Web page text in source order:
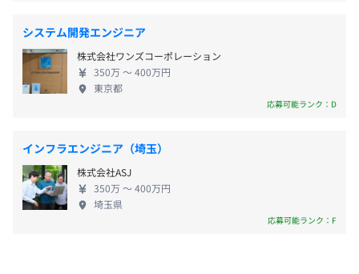
年2回あり（支給月：7月、1月）
※業績連動型
年1回（期首7月）
社会保険完備（健康保険・厚生年金加入・雇用保険・労災
イル： 「必要な時に出社する」をベースにその日の
業務に合わせて、出社／在宅を選択して勤務します。
オフィスもオープンスペースとし、出社した際は、
業務や好みに応じて最適な場所を選んで一日を過ご
円 ◎残業代15時間分含む（別途15時間超の残業手当
も支給） ◎通勤手当あり（1日2,500円以内） ◎賞与
年2回 ◎入社6年目から全員年俸制へ移行 ◎在宅勤務
備品購入補助金50,000円以内（入社後3ヶ月以内購入
システム開発エンジニア
株式会社ワンズコーポレーション
350万 〜 400万円
東京都
応募可能ランク：D
インフラエンジニア（埼玉）
株式会社ASJ
350万 〜 400万円
埼玉県
応募可能ランク：F